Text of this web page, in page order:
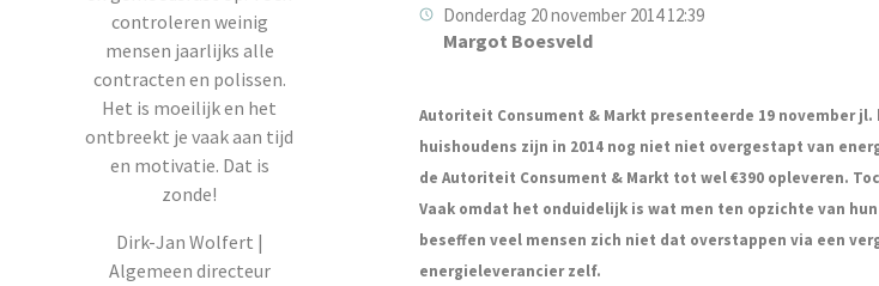
controleren weinig
mensen jaarlijks alle
contracten en polissen.
Het is moeilijk en het
ontbreekt je vaak aan tijd
en motivatie. Dat is
zonde!
Dirk-Jan Wolfert |
Algemeen directeur
Donderdag 20 november 2014 12:39
Margot Boesveld
Autoriteit Consument & Markt presenteerde 19 november
huishoudens zijn in 2014 nog niet niet overgestapt van
de Autoriteit Consument & Markt tot wel €390 opleveren.
Vaak omdat het onduidelijk is wat men ten opzichte van
beseffen veel mensen zich niet dat overstappen via een
energieleverancier zelf.